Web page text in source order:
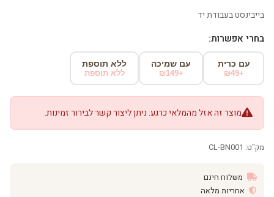
בייבינסט בעבודת יד
בחרי אפשרות:
עם כרית
+₪49
עם שמיכה
+₪149
ללא תוספת
ללא תוספת
מוצר זה אזל מהמלאי כרגע. ניתן ליצור קשר לבירור זמינות.
מק"ט: CL-BN001
משלוח חינם
אחריות מלאה